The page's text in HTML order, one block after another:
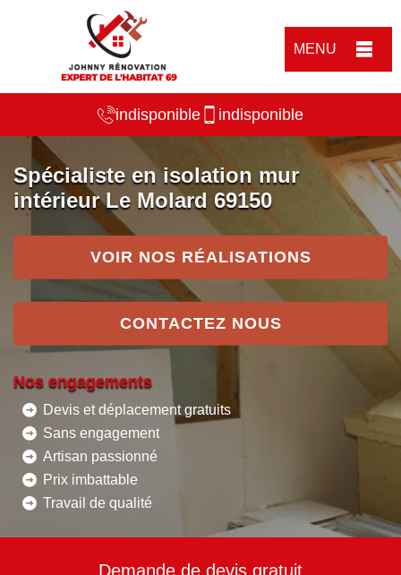
MENU
indisponible indisponible
Spécialiste en isolation mur
intérieur Le Molard 69150
VOIR NOS RÉALISATIONS
CONTACTEZ NOUS
Nos engagements
Devis et déplacement gratuits
Sans engagement
Artisan passionné
Prix imbattable
Travail de qualité
Demande de devis gratuit